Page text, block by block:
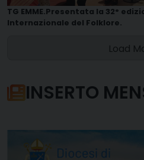
TG EMME.Presentata la 32°
Internazionale del Folklore.
Load
INSERTO